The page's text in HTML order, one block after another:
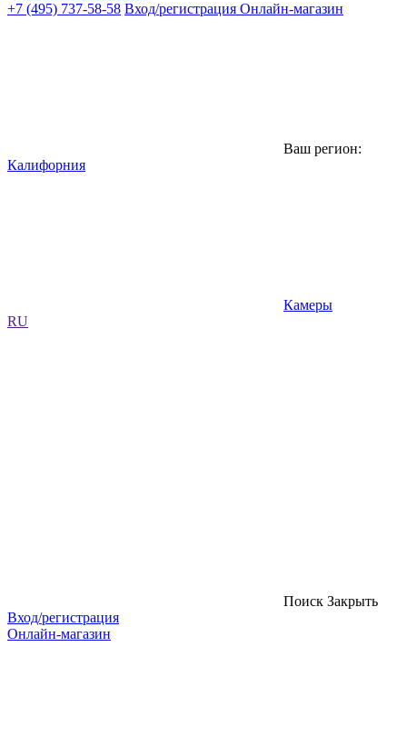
+7 (495) 737-58-58 Вход/регистрация Онлайн-магазин
Ваш регион:
Калифорния
Камеры
RU
Поиск Закрыть
Вход/регистрация
Онлайн-магазин